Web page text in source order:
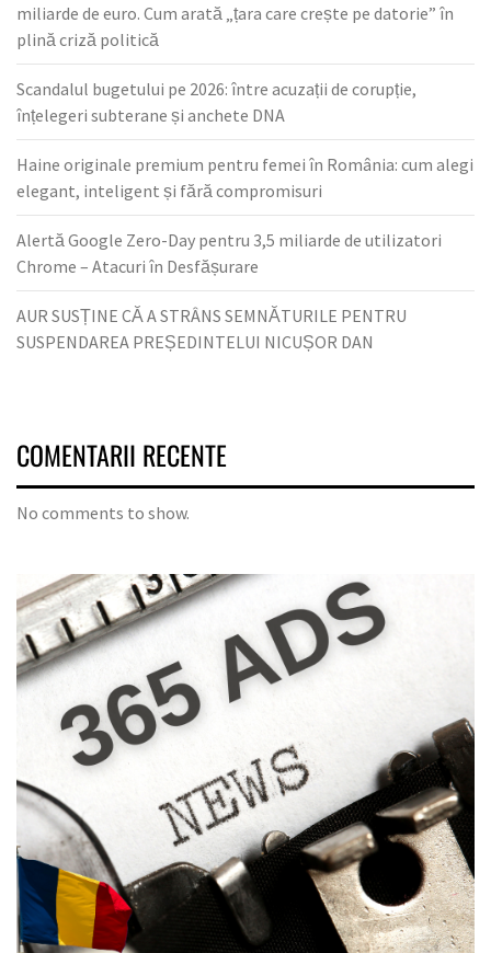
miliarde de euro. Cum arată „țara care crește pe datorie” în
plină criză politică
Scandalul bugetului pe 2026: între acuzații de corupție,
înțelegeri subterane și anchete DNA
Haine originale premium pentru femei în România: cum alegi
elegant, inteligent și fără compromisuri
Alertă Google Zero-Day pentru 3,5 miliarde de utilizatori
Chrome – Atacuri în Desfășurare
AUR SUSȚINE CĂ A STRÂNS SEMNĂTURILE PENTRU
SUSPENDAREA PREȘEDINTELUI NICUȘOR DAN
COMENTARII RECENTE
No comments to show.